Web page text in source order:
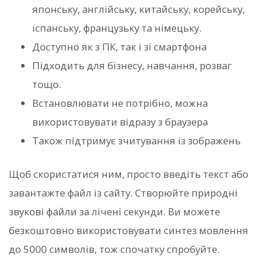
японську, англійську, китайську, корейську,
іспанську, французьку та німецьку.
Доступно як з ПК, так і зі смартфона
Підходить для бізнесу, навчання, розваг
тощо.
Встановлювати не потрібно, можна
використовувати відразу з браузера
Також підтримує зчитування із зображень
Щоб скористатися ним, просто введіть текст або
завантажте файл із сайту. Створюйте природні
звукові файли за лічені секунди. Ви можете
безкоштовно використовувати синтез мовлення
до 5000 символів, тож спочатку спробуйте.